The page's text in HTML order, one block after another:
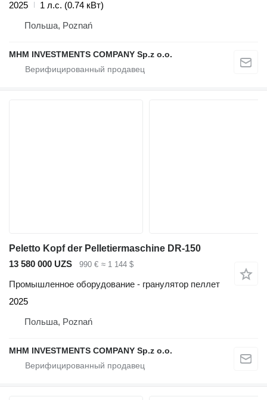
2025
1 л.с. (0.74 кВт)
Польша, Poznań
MHM INVESTMENTS COMPANY Sp.z o.o.
Peletto Kopf der Pelletiermaschine DR-150
13 580 000 UZS
990 € ≈ 1 144 $
Промышленное оборудование - гранулятор пеллет
2025
Польша, Poznań
MHM INVESTMENTS COMPANY Sp.z o.o.